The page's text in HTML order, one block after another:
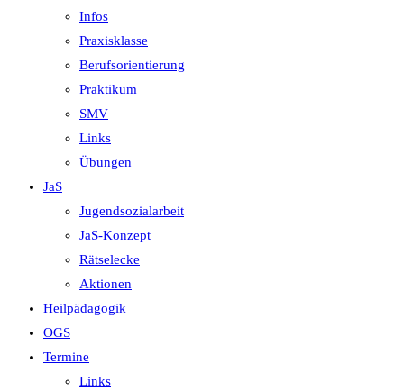
Infos
Praxisklasse
Berufsorientierung
Praktikum
SMV
Links
Übungen
JaS
Jugendsozialarbeit
JaS-Konzept
Rätselecke
Aktionen
Heilpädagogik
OGS
Termine
Links